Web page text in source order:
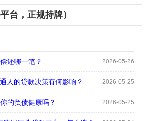
台，正规持牌）
2026-05-26
还哪一笔？
2026-05-25
人的贷款决策有何影响？
2026-05-25
的负债健康吗？